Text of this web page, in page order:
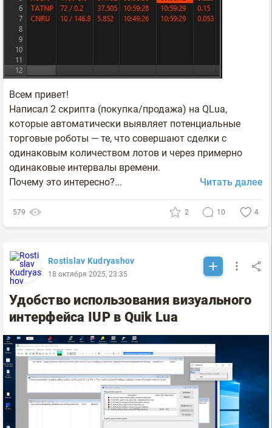
Всем привет!
Написал 2 скрипта (покупка/продажа) на QLua,
которые автоматически выявляет потенциальные
торговые роботы — те, что совершают сделки с
одинаковым количеством лотов и через примерно
одинаковые интервалы времени.
Почему это интересно?...
Читать далее
579 2 10 4
Rostislav Kudryashov
18 октября 2025, 23:35
Удобство использования визуального
интерфейса IUP в Quik Lua